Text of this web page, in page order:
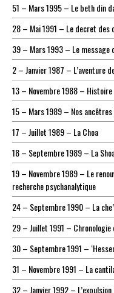
51 – Mars 1995 – Le beth din
28 – Mai 1991 – Le decret des
39 – Mars 1993 – Le message
2 – Janvier 1987 – L’aventure
13 – Novembre 1988 –
15 – Mars 1989 – Nos
17 – Juillet 1989 – La Choa
18 – Septembre 1989 – La
19 – Novembre 1989 – Le
recherche psychanalytique
24 – Septembre 1990 – La
29 – Juillet 1991 – Chronologie
30 – Septembre 1991 –
31 – Novembre 1991 – La
32 – Janvier 1992 –